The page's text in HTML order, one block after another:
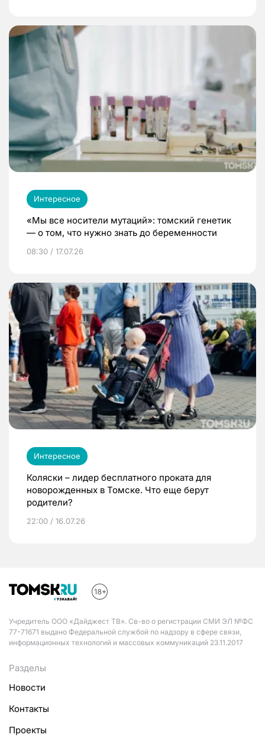
Интересное
«Мы все носители мутаций»: томский генетик
— о том, что нужно знать до беременности
08:30 / 17.07.26
Интересное
Коляски – лидер бесплатного проката для
новорожденных в Томске. Что еще берут
родители?
22:00 / 16.07.26
Учредитель ООО «Дайджест ТВ». Св-во о регистрации СМИ ЭЛ №ФС
77-71671 выдано Федеральной службой по надзору в сфере связи,
информационных технологий и массовых коммуникаций 23.11.2017
Разделы
Новости
Контакты
Проекты